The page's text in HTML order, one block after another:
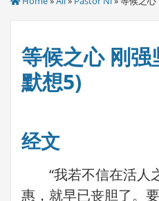
等候之心 刚
默想5)
经文
“我若不信在活人
惠，就早已丧胆了。